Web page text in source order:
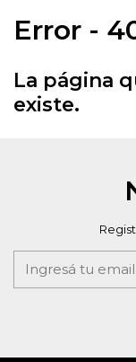
Error -
La página
existe.